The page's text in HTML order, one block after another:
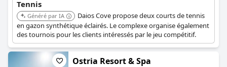
Tennis
Généré par IA
Daios Cove propose deux courts de tennis
en gazon synthétique éclairés. Le complexe organise également
des tournois pour les clients intéressés par le jeu compétitif.
Ostria Resort & Spa